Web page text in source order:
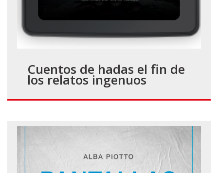
Cuentos de hadas el fin de
los relatos ingenuos